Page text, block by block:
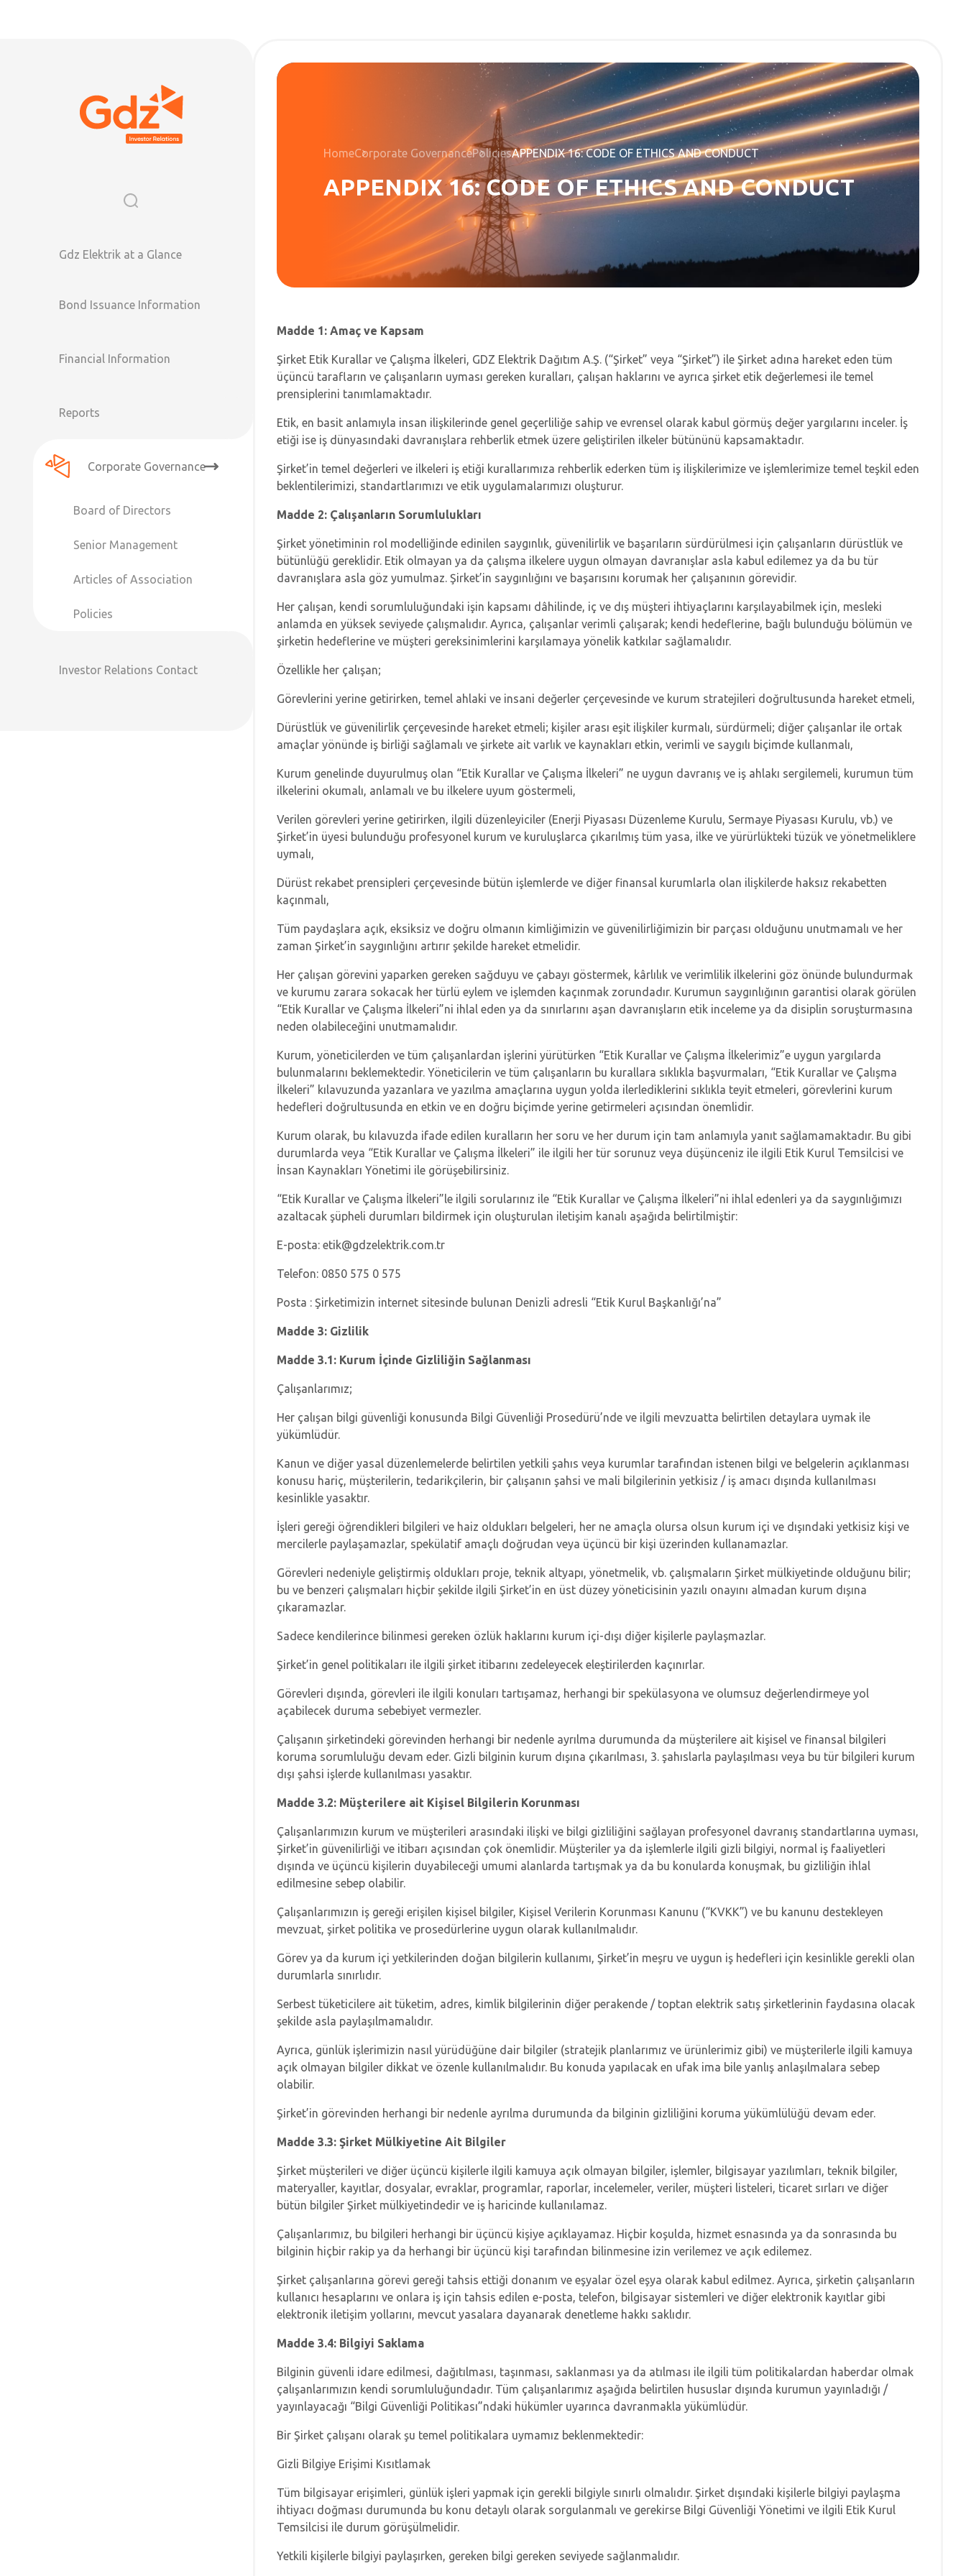
Gdz Elektrik at a Glance
Bond Issuance Information
Financial Information
Reports
Corporate Governance
Board of Directors
Senior Management
Articles of Association
Policies
Investor Relations Contact
HomeCorporate GovernancePoliciesAPPENDIX 16: CODE OF ETHICS AND CONDUCT
APPENDIX 16: CODE OF ETHICS AND CONDUCT
Madde 1: Amaç ve Kapsam
Şirket Etik Kurallar ve Çalışma İlkeleri, GDZ Elektrik Dağıtım A.Ş. (“Şirket” veya “Şirket”) ile Şirket adına hareket eden tüm
üçüncü tarafların ve çalışanların uyması gereken kuralları, çalışan haklarını ve ayrıca şirket etik değerlemesi ile temel
prensiplerini tanımlamaktadır.
Etik, en basit anlamıyla insan ilişkilerinde genel geçerliliğe sahip ve evrensel olarak kabul görmüş değer yargılarını inceler. İş
etiği ise iş dünyasındaki davranışlara rehberlik etmek üzere geliştirilen ilkeler bütününü kapsamaktadır.
Şirket’in temel değerleri ve ilkeleri iş etiği kurallarımıza rehberlik ederken tüm iş ilişkilerimize ve işlemlerimize temel teşkil eden
beklentilerimizi, standartlarımızı ve etik uygulamalarımızı oluşturur.
Madde 2: Çalışanların Sorumlulukları
Şirket yönetiminin rol modelliğinde edinilen saygınlık, güvenilirlik ve başarıların sürdürülmesi için çalışanların dürüstlük ve
bütünlüğü gereklidir. Etik olmayan ya da çalışma ilkelere uygun olmayan davranışlar asla kabul edilemez ya da bu tür
davranışlara asla göz yumulmaz. Şirket’in saygınlığını ve başarısını korumak her çalışanının görevidir.
Her çalışan, kendi sorumluluğundaki işin kapsamı dâhilinde, iç ve dış müşteri ihtiyaçlarını karşılayabilmek için, mesleki
anlamda en yüksek seviyede çalışmalıdır. Ayrıca, çalışanlar verimli çalışarak; kendi hedeflerine, bağlı bulunduğu bölümün ve
şirketin hedeflerine ve müşteri gereksinimlerini karşılamaya yönelik katkılar sağlamalıdır.
Özellikle her çalışan;
Görevlerini yerine getirirken, temel ahlaki ve insani değerler çerçevesinde ve kurum stratejileri doğrultusunda hareket etmeli,
Dürüstlük ve güvenilirlik çerçevesinde hareket etmeli; kişiler arası eşit ilişkiler kurmalı, sürdürmeli; diğer çalışanlar ile ortak
amaçlar yönünde iş birliği sağlamalı ve şirkete ait varlık ve kaynakları etkin, verimli ve saygılı biçimde kullanmalı,
Kurum genelinde duyurulmuş olan “Etik Kurallar ve Çalışma İlkeleri” ne uygun davranış ve iş ahlakı sergilemeli, kurumun tüm
ilkelerini okumalı, anlamalı ve bu ilkelere uyum göstermeli,
Verilen görevleri yerine getirirken, ilgili düzenleyiciler (Enerji Piyasası Düzenleme Kurulu, Sermaye Piyasası Kurulu, vb.) ve
Şirket’in üyesi bulunduğu profesyonel kurum ve kuruluşlarca çıkarılmış tüm yasa, ilke ve yürürlükteki tüzük ve yönetmeliklere
uymalı,
Dürüst rekabet prensipleri çerçevesinde bütün işlemlerde ve diğer finansal kurumlarla olan ilişkilerde haksız rekabetten
kaçınmalı,
Tüm paydaşlara açık, eksiksiz ve doğru olmanın kimliğimizin ve güvenilirliğimizin bir parçası olduğunu unutmamalı ve her
zaman Şirket’in saygınlığını artırır şekilde hareket etmelidir.
Her çalışan görevini yaparken gereken sağduyu ve çabayı göstermek, kârlılık ve verimlilik ilkelerini göz önünde bulundurmak
ve kurumu zarara sokacak her türlü eylem ve işlemden kaçınmak zorundadır. Kurumun saygınlığının garantisi olarak görülen
“Etik Kurallar ve Çalışma İlkeleri”ni ihlal eden ya da sınırlarını aşan davranışların etik inceleme ya da disiplin soruşturmasına
neden olabileceğini unutmamalıdır.
Kurum, yöneticilerden ve tüm çalışanlardan işlerini yürütürken “Etik Kurallar ve Çalışma İlkelerimiz”e uygun yargılarda
bulunmalarını beklemektedir. Yöneticilerin ve tüm çalışanların bu kurallara sıklıkla başvurmaları, “Etik Kurallar ve Çalışma
İlkeleri” kılavuzunda yazanlara ve yazılma amaçlarına uygun yolda ilerlediklerini sıklıkla teyit etmeleri, görevlerini kurum
hedefleri doğrultusunda en etkin ve en doğru biçimde yerine getirmeleri açısından önemlidir.
Kurum olarak, bu kılavuzda ifade edilen kuralların her soru ve her durum için tam anlamıyla yanıt sağlamamaktadır. Bu gibi
durumlarda veya “Etik Kurallar ve Çalışma İlkeleri” ile ilgili her tür sorunuz veya düşünceniz ile ilgili Etik Kurul Temsilcisi ve
İnsan Kaynakları Yönetimi ile görüşebilirsiniz.
“Etik Kurallar ve Çalışma İlkeleri”le ilgili sorularınız ile “Etik Kurallar ve Çalışma İlkeleri”ni ihlal edenleri ya da saygınlığımızı
azaltacak şüpheli durumları bildirmek için oluşturulan iletişim kanalı aşağıda belirtilmiştir:
E-posta: etik@gdzelektrik.com.tr
Telefon: 0850 575 0 575
Posta : Şirketimizin internet sitesinde bulunan Denizli adresli “Etik Kurul Başkanlığı’na”
Madde 3: Gizlilik
Madde 3.1: Kurum İçinde Gizliliğin Sağlanması
Çalışanlarımız;
Her çalışan bilgi güvenliği konusunda Bilgi Güvenliği Prosedürü’nde ve ilgili mevzuatta belirtilen detaylara uymak ile
yükümlüdür.
Kanun ve diğer yasal düzenlemelerde belirtilen yetkili şahıs veya kurumlar tarafından istenen bilgi ve belgelerin açıklanması
konusu hariç, müşterilerin, tedarikçilerin, bir çalışanın şahsi ve mali bilgilerinin yetkisiz / iş amacı dışında kullanılması
kesinlikle yasaktır.
İşleri gereği öğrendikleri bilgileri ve haiz oldukları belgeleri, her ne amaçla olursa olsun kurum içi ve dışındaki yetkisiz kişi ve
mercilerle paylaşamazlar, spekülatif amaçlı doğrudan veya üçüncü bir kişi üzerinden kullanamazlar.
Görevleri nedeniyle geliştirmiş oldukları proje, teknik altyapı, yönetmelik, vb. çalışmaların Şirket mülkiyetinde olduğunu bilir;
bu ve benzeri çalışmaları hiçbir şekilde ilgili Şirket’in en üst düzey yöneticisinin yazılı onayını almadan kurum dışına
çıkaramazlar.
Sadece kendilerince bilinmesi gereken özlük haklarını kurum içi-dışı diğer kişilerle paylaşmazlar.
Şirket’in genel politikaları ile ilgili şirket itibarını zedeleyecek eleştirilerden kaçınırlar.
Görevleri dışında, görevleri ile ilgili konuları tartışamaz, herhangi bir spekülasyona ve olumsuz değerlendirmeye yol
açabilecek duruma sebebiyet vermezler.
Çalışanın şirketindeki görevinden herhangi bir nedenle ayrılma durumunda da müşterilere ait kişisel ve finansal bilgileri
koruma sorumluluğu devam eder. Gizli bilginin kurum dışına çıkarılması, 3. şahıslarla paylaşılması veya bu tür bilgileri kurum
dışı şahsi işlerde kullanılması yasaktır.
Madde 3.2: Müşterilere ait Kişisel Bilgilerin Korunması
Çalışanlarımızın kurum ve müşterileri arasındaki ilişki ve bilgi gizliliğini sağlayan profesyonel davranış standartlarına uyması,
Şirket’in güvenilirliği ve itibarı açısından çok önemlidir. Müşteriler ya da işlemlerle ilgili gizli bilgiyi, normal iş faaliyetleri
dışında ve üçüncü kişilerin duyabileceği umumi alanlarda tartışmak ya da bu konularda konuşmak, bu gizliliğin ihlal
edilmesine sebep olabilir.
Çalışanlarımızın iş gereği erişilen kişisel bilgiler, Kişisel Verilerin Korunması Kanunu (“KVKK”) ve bu kanunu destekleyen
mevzuat, şirket politika ve prosedürlerine uygun olarak kullanılmalıdır.
Görev ya da kurum içi yetkilerinden doğan bilgilerin kullanımı, Şirket’in meşru ve uygun iş hedefleri için kesinlikle gerekli olan
durumlarla sınırlıdır.
Serbest tüketicilere ait tüketim, adres, kimlik bilgilerinin diğer perakende / toptan elektrik satış şirketlerinin faydasına olacak
şekilde asla paylaşılmamalıdır.
Ayrıca, günlük işlerimizin nasıl yürüdüğüne dair bilgiler (stratejik planlarımız ve ürünlerimiz gibi) ve müşterilerle ilgili kamuya
açık olmayan bilgiler dikkat ve özenle kullanılmalıdır. Bu konuda yapılacak en ufak ima bile yanlış anlaşılmalara sebep
olabilir.
Şirket’in görevinden herhangi bir nedenle ayrılma durumunda da bilginin gizliliğini koruma yükümlülüğü devam eder.
Madde 3.3: Şirket Mülkiyetine Ait Bilgiler
Şirket müşterileri ve diğer üçüncü kişilerle ilgili kamuya açık olmayan bilgiler, işlemler, bilgisayar yazılımları, teknik bilgiler,
materyaller, kayıtlar, dosyalar, evraklar, programlar, raporlar, incelemeler, veriler, müşteri listeleri, ticaret sırları ve diğer
bütün bilgiler Şirket mülkiyetindedir ve iş haricinde kullanılamaz.
Çalışanlarımız, bu bilgileri herhangi bir üçüncü kişiye açıklayamaz. Hiçbir koşulda, hizmet esnasında ya da sonrasında bu
bilginin hiçbir rakip ya da herhangi bir üçüncü kişi tarafından bilinmesine izin verilemez ve açık edilemez.
Şirket çalışanlarına görevi gereği tahsis ettiği donanım ve eşyalar özel eşya olarak kabul edilmez. Ayrıca, şirketin çalışanların
kullanıcı hesaplarını ve onlara iş için tahsis edilen e-posta, telefon, bilgisayar sistemleri ve diğer elektronik kayıtlar gibi
elektronik iletişim yollarını, mevcut yasalara dayanarak denetleme hakkı saklıdır.
Madde 3.4: Bilgiyi Saklama
Bilginin güvenli idare edilmesi, dağıtılması, taşınması, saklanması ya da atılması ile ilgili tüm politikalardan haberdar olmak
çalışanlarımızın kendi sorumluluğundadır. Tüm çalışanlarımız aşağıda belirtilen hususlar dışında kurumun yayınladığı /
yayınlayacağı “Bilgi Güvenliği Politikası”ndaki hükümler uyarınca davranmakla yükümlüdür.
Bir Şirket çalışanı olarak şu temel politikalara uymamız beklenmektedir:
Gizli Bilgiye Erişimi Kısıtlamak
Tüm bilgisayar erişimleri, günlük işleri yapmak için gerekli bilgiyle sınırlı olmalıdır. Şirket dışındaki kişilerle bilgiyi paylaşma
ihtiyacı doğması durumunda bu konu detaylı olarak sorgulanmalı ve gerekirse Bilgi Güvenliği Yönetimi ve ilgili Etik Kurul
Temsilcisi ile durum görüşülmelidir.
Yetkili kişilerle bilgiyi paylaşırken, gereken bilgi gereken seviyede sağlanmalıdır.